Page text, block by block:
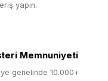
yapın.
Memnuniyeti
genelinde 10.000+